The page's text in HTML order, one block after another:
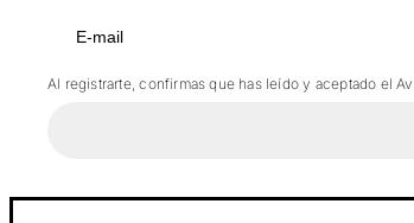
Al registrarte, confirmas que has leído y aceptado el